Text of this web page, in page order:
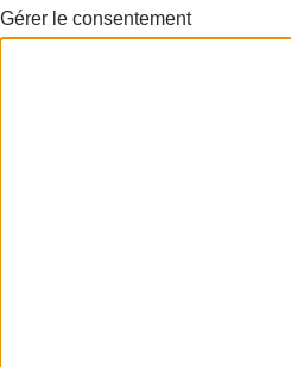
Gérer le consentement